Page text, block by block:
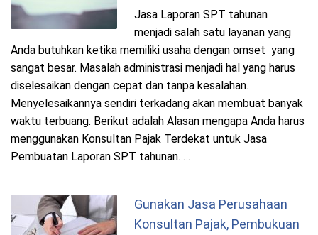
Jasa Laporan SPT tahunan
menjadi salah satu layanan yang
Anda butuhkan ketika memiliki usaha dengan omset yang
sangat besar. Masalah administrasi menjadi hal yang harus
diselesaikan dengan cepat dan tanpa kesalahan.
Menyelesaikannya sendiri terkadang akan membuat banyak
waktu terbuang. Berikut adalah Alasan mengapa Anda harus
menggunakan Konsultan Pajak Terdekat untuk Jasa
Pembuatan Laporan SPT tahunan. …
Gunakan Jasa Perusahaan
Konsultan Pajak, Pembukuan